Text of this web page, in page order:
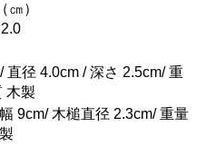
㎝）
直径 4.0cm / 深さ 2.5cm/ 重
木製
9cm/ 木槌直径 2.3cm/ 重量